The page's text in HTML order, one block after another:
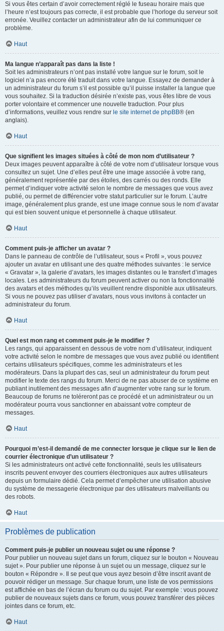
Si vous êtes certain d’avoir correctement réglé le fuseau horaire mais que
l’heure n’est toujours pas correcte, il est probable que l’horloge du serveur soit
erronée. Veuillez contacter un administrateur afin de lui communiquer ce
problème.
Haut
Ma langue n’apparaît pas dans la liste !
Soit les administrateurs n’ont pas installé votre langue sur le forum, soit le
logiciel n’a pas encore été traduit dans votre langue. Essayez de demander à
un administrateur du forum s’il est possible qu’il puisse installer la langue que
vous souhaitez. Si la traduction désirée n’existe pas, vous êtes libre de vous
porter volontaire et commencer une nouvelle traduction. Pour plus
d’informations, veuillez vous rendre sur le site internet de phpBB® (en
anglais).
Haut
Que signifient les images situées à côté de mon nom d’utilisateur ?
Deux images peuvent apparaître à côté de votre nom d’utilisateur lorsque vous
consultez un sujet. Une d’elles peut être une image associée à votre rang,
généralement représentée par des étoiles, des carrés ou des ronds. Elle
permet d’indiquer votre activité selon le nombre de messages que vous avez
publié, ou permet de différencier votre statut particulier sur le forum. L’autre
image, généralement plus grande, est une image connue sous le nom d’avatar
qui est bien souvent unique et personnelle à chaque utilisateur.
Haut
Comment puis-je afficher un avatar ?
Dans le panneau de contrôle de l’utilisateur, sous « Profil », vous pouvez
ajouter un avatar en utilisant une des quatre méthodes suivantes : le service
« Gravatar », la galerie d’avatars, les images distantes ou le transfert d’images
locales. Les administrateurs du forum peuvent activer ou non la fonctionnalité
des avatars et des méthodes qu’ils veuillent rendre disponible aux utilisateurs.
Si vous ne pouvez pas utiliser d’avatars, nous vous invitons à contacter un
administrateur du forum.
Haut
Quel est mon rang et comment puis-je le modifier ?
Les rangs, qui apparaissent en dessous de votre nom d’utilisateur, indiquent
votre activité selon le nombre de messages que vous avez publié ou identifient
certains utilisateurs spécifiques, comme les administrateurs et les
modérateurs. Dans la plupart des cas, seul un administrateur du forum peut
modifier le texte des rangs du forum. Merci de ne pas abuser de ce système en
publiant inutilement des messages afin d’augmenter votre rang sur le forum.
Beaucoup de forums ne toléreront pas ce procédé et un administrateur ou un
modérateur pourra vous sanctionner en abaissant votre compteur de
messages.
Haut
Pourquoi m’est-il demandé de me connecter lorsque je clique sur le lien de
courrier électronique d’un utilisateur ?
Si les administrateurs ont activé cette fonctionnalité, seuls les utilisateurs
inscrits peuvent envoyer des courriers électroniques aux autres utilisateurs
depuis un formulaire dédié. Cela permet d’empêcher une utilisation abusive
du système de messagerie électronique par des utilisateurs malveillants ou
des robots.
Haut
Problèmes de publication
Comment puis-je publier un nouveau sujet ou une réponse ?
Pour publier un nouveau sujet dans un forum, cliquez sur le bouton « Nouveau
sujet ». Pour publier une réponse à un sujet ou un message, cliquez sur le
bouton « Répondre ». Il se peut que vous ayez besoin d’être inscrit avant de
pouvoir rédiger un message. Sur chaque forum, une liste de vos permissions
est affichée en bas de l’écran du forum ou du sujet. Par exemple : vous pouvez
publier de nouveaux sujets dans ce forum, vous pouvez transférer des pièces
jointes dans ce forum, etc.
Haut